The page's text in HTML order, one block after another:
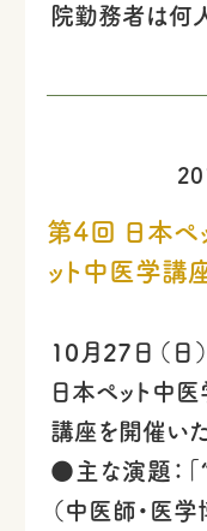
院勤務者は何
第4回 日本ペ
ット中医学講
10月27日（日
日本ペット中
講座を開催いた
●主な演題：
（中医師・医学